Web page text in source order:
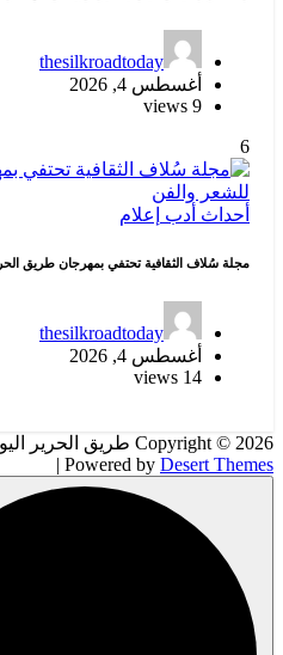
thesilkroadtoday
أغسطس 4, 2026
9 views
6
أحداث أدب إعلام
مجلة سُلاف الثقافية تحتفي بمهرجان طريق
thesilkroadtoday
أغسطس 4, 2026
14 views
| Powered by Desert Themes